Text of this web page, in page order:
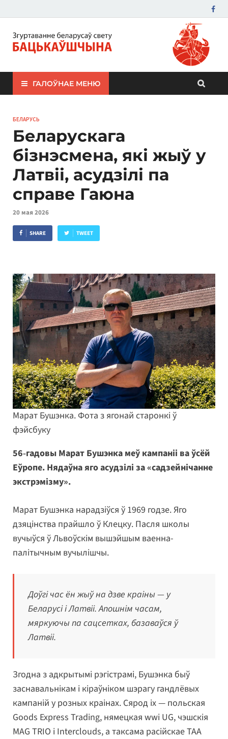
ЗБС "Бацькаўшчына"
ГАЛОЎНАЕ МЕНЮ
БЕЛАРУСЬ
Беларускага
бізнэсмена, які жыў у
Латвіі, асудзілі па
справе Гаюна
20 мая 2026
SHARE TWEET
Марат Бушэнка. Фота з ягонай старонкі ў
фэйсбуку
56‑гадовы Марат Бушэнка меў кампаніі ва ўсёй
Еўропе. Нядаўна яго асудзілі за «садзейнічанне
экстрэмізму».
Марат Бушэнка нарадзіўся ў 1969 годзе. Яго
дзяцінства прайшло ў Клецку. Пасля школы
вучыўся ў Львоўскім вышэйшым ваенна-
палітычным вучылішчы.
Доўгі час ён жыў на дзве краіны — у
Беларусі і Латвіі. Апошнім часам,
мяркуючы па сацсетках, базаваўся ў
Латвіі.
Згодна з адкрытымі рэгістрамі, Бушэнка быў
заснавальнікам і кіраўніком шэрагу гандлёвых
кампаній у розных краінах. Сярод іх — польская
Goods Express Trading, нямецкая wwi UG, чэшскія
MAG TRIO і Interclouds, а таксама расійскае ТАА